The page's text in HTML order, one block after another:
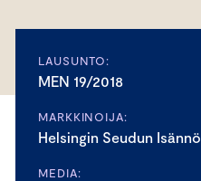
LAUSUNTO:
MEN 19/2018
MARKKINOIJA:
Helsingin Seudun
MEDIA: